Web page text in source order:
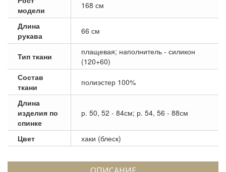
модели
168 см
Длина
рукава
66 см
Тип ткани
плащевая; наполнитель - силикон
(120+60)
Состав
ткани
полиэстер 100%
Длина
изделия по
спинке
р. 50, 52 - 84см; р. 54, 56 - 88см
Цвет хаки (блеск)